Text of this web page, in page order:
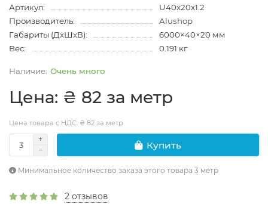
Артикул:
U40x20x1.2
Производитель:
Alushop
Габариты (ДхШхВ):
6000×40×20 мм
Вес:
0.191 кг
Очень много
Цена: ₴ 82 за метр
Цена товара с НДС: ₴ 82 за метр
Купить
Минимальное количество заказа этого товара 3 метр
2 отзывов